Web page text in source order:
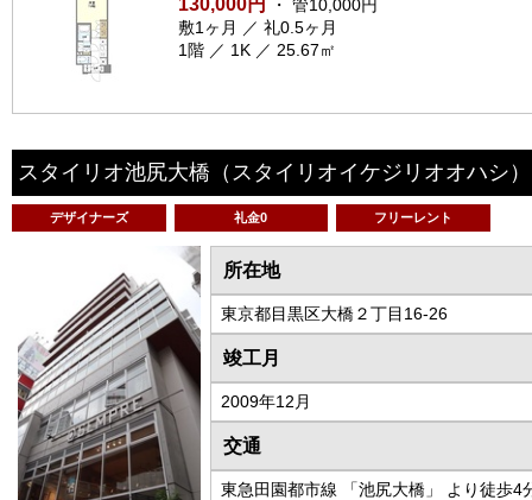
・ 管10,000円
敷1ヶ月 ／ 礼0.5ヶ月
1階 ／ 1K ／ 25.67㎡
スタイリオ池尻大橋 （スタイリオイケジリオオハシ）
デザイナーズ 礼金0 フリーレント
所在地
東京都目黒区大橋２丁目16-26
竣工月
2009年12月
交通
東急田園都市線 「池尻大橋」 より徒歩4